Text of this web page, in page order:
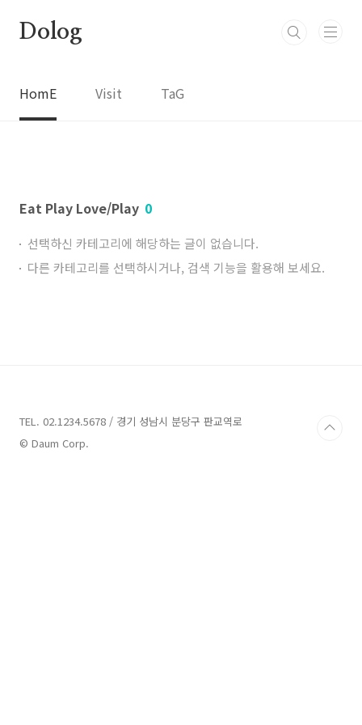
Dolog
HomE Visit TaG
Eat Play Love/Play 0
선택하신 카테고리에 해당하는 글이 없습니다.
다른 카테고리를 선택하시거나, 검색 기능을 활용해 보세요.
TEL. 02.1234.5678 / 경기 성남시 분당구 판교역로
© Daum Corp.